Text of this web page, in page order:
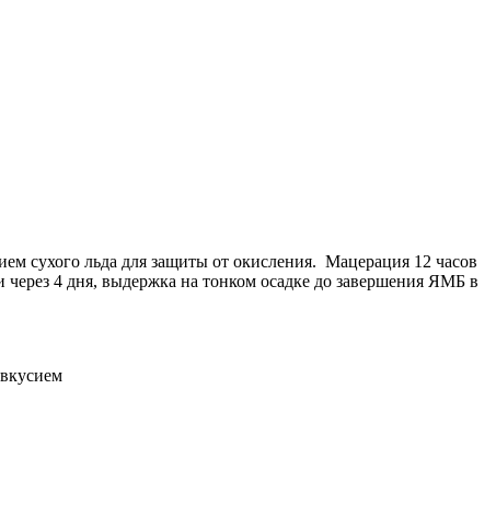
сухого льда для защиты от окисления. Мацерация 12 часов
4 дня, выдержка на тонком осадке до завершения ЯМБ в